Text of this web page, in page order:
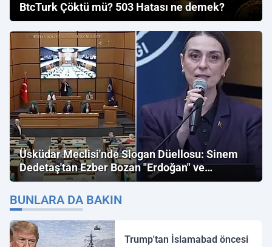
BtcTurk Çöktü mü? 503 Hatası ne demek?
Üsküdar Meclisi'nde Slogan Düellosu: Sinem
Dedetaş'tan Ezber Bozan "Erdoğan" ve
"İmamoğlu" Çıkışı!
BUNLARA DA BAKIN
Trump'tan İslamabad öncesi